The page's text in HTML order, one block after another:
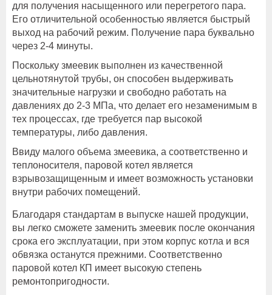
для получения насыщенного или перегретого пара.
Его отличительной особенностью является быстрый
выход на рабочий режим. Получение пара буквально
через 2-4 минуты.
Поскольку змеевик выполнен из качественной
цельнотянутой трубы, он способен выдерживать
значительные нагрузки и свободно работать на
давлениях до 2-3 МПа, что делает его незаменимым в
тех процессах, где требуется пар высокой
температуры, либо давления.
Ввиду малого объема змеевика, а соответственно и
теплоносителя, паровой котел является
взрывозащищенным и имеет возможность установки
внутри рабочих помещений.
Благодаря стандартам в выпуске нашей продукции,
вы легко сможете заменить змеевик после окончания
срока его эксплуатации, при этом корпус котла и вся
обвязка останутся прежними. Соответственно
паровой котел КП имеет высокую степень
ремонтопригодности.